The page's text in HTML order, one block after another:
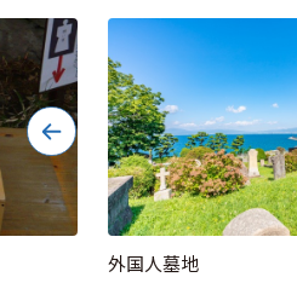
外国人墓地